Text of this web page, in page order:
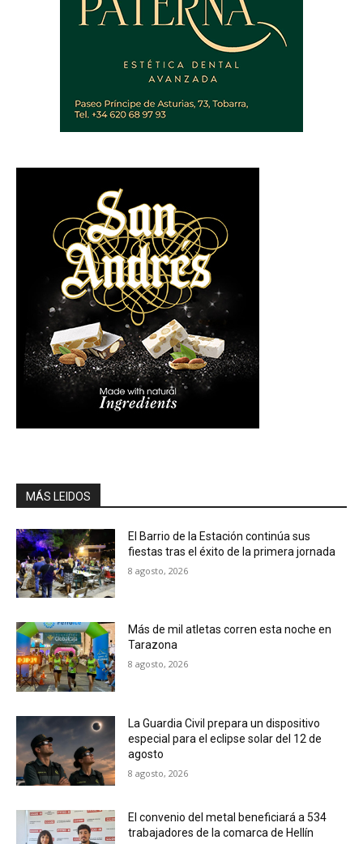
MÁS LEIDOS
El Barrio de la Estación continúa sus
fiestas tras el éxito de la primera jornada
8 agosto, 2026
Más de mil atletas corren esta noche en
Tarazona
8 agosto, 2026
La Guardia Civil prepara un dispositivo
especial para el eclipse solar del 12 de
agosto
8 agosto, 2026
El convenio del metal beneficiará a 534
trabajadores de la comarca de Hellín